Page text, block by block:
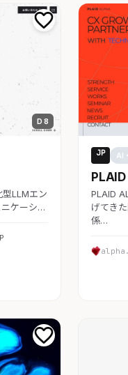
D 8
LLMエン
ケーシ…
JP AI
PLAID
げてき
係…